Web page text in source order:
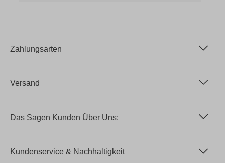
Zahlungsarten
Versand
Das Sagen Kunden Über Uns:
Kundenservice & Nachhaltigkeit